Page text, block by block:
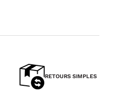
RETOURS SIMPLES